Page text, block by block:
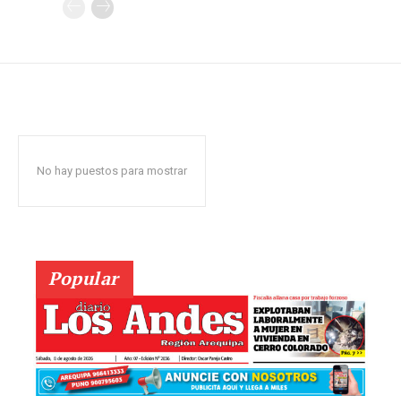
No hay puestos para mostrar
Popular